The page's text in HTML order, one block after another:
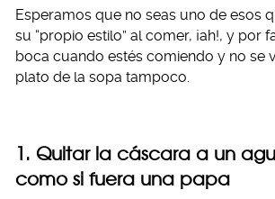
Esperamos que no seas uno de esos
su “propio estilo” al comer, ¡ah!, y por
boca cuando estés comiendo y no se
plato de la sopa tampoco.
1. Quitar la cáscara a un
como si fuera una papa